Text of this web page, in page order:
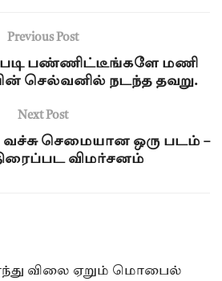
Previous Post
பண்ணிட்டீங்களே மணி
செல்வனில் நடந்த தவறு.
Next Post
செமையான ஒரு படம் –
விமர்சனம்
விலை ஏறும் மொபைல்